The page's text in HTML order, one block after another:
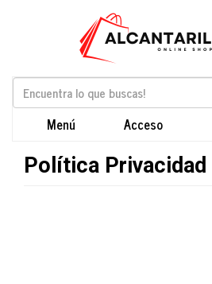
Menú Acceso
Política Privacidad